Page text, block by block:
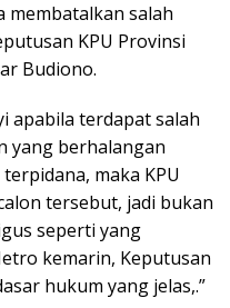
membatalkan salah
KPU Provinsi
Budiono.
apabila terdapat salah
yang berhalangan
maka KPU
tersebut, jadi bukan
seperti yang
kemarin, Keputusan
hukum yang jelas,.”